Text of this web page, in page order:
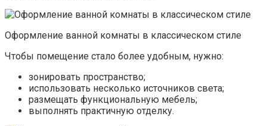
Оформление ванной комнаты в классическом стиле
Чтобы помещение стало более удобным, нужно:
зонировать пространство;
использовать несколько источников света;
размещать функциональную мебель;
выполнять практичную отделку.